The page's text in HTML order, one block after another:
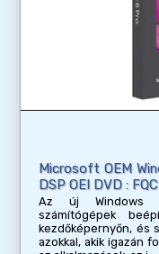
Microsoft OEM
DSP OEI DVD :
Az új Windows
számítógépek
kezdőképernyőn, és
azokkal, akik igazán